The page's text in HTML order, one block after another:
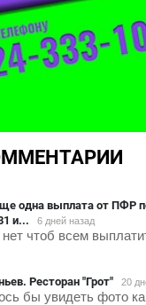
одна выплата от ПФР
и...
6 дней назад
чтоб всем
Ресторан "Грот" 20
бы увидеть фото